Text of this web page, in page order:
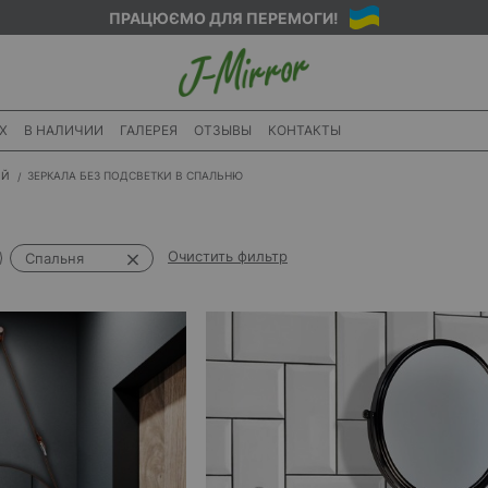
ПРАЦЮЄМО ДЛЯ ПЕРЕМОГИ!
В НАЛИЧИИ ГАЛЕРЕЯ ОТЗЫВЫ КОНТАКТЫ
ЗЕРКАЛА БЕЗ ПОДСВЕТКИ В СПАЛЬНЮ
Спальня Очистить фильтр